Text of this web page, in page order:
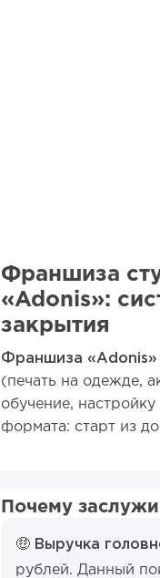
Франшиза
«Adonis»:
закрытия
Франшиза «Adonis»
(печать на одежде,
обучение,
формата: старт из
Почему
🤑 Выручка
рублей. Данный